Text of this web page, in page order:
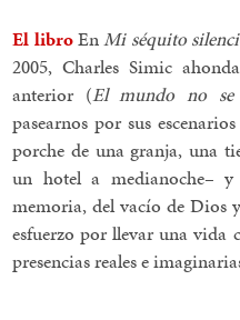
El libroEnMi séquito
2005, Charles Simic
anterior (El mundo no se
pasearnos por sus
porche de una granja, una
un hotel a medianoche–
memoria, del vacío de Dios
esfuerzo por llevar una vida
presencias reales e